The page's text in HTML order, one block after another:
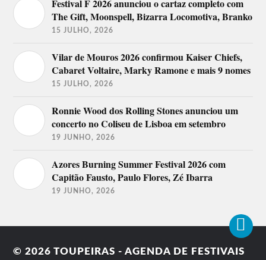
Festival F 2026 anunciou o cartaz completo com
The Gift, Moonspell, Bizarra Locomotiva, Branko
15 JULHO, 2026
Vilar de Mouros 2026 confirmou Kaiser Chiefs,
Cabaret Voltaire, Marky Ramone e mais 9 nomes
15 JULHO, 2026
Ronnie Wood dos Rolling Stones anunciou um
concerto no Coliseu de Lisboa em setembro
19 JUNHO, 2026
Azores Burning Summer Festival 2026 com
Capitão Fausto, Paulo Flores, Zé Ibarra
19 JUNHO, 2026
© 2026TOUPEIRAS - AGENDA DE FESTIVAIS